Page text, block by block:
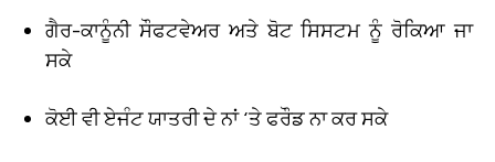
ਗੈਰ-ਕਾਨੂੰਨੀ ਸੌਫਟਵੇਅਰ ਅਤੇ ਬੋਟ ਸਿਸਟਮ ਨੂੰ ਰੋਕਿਆ ਜਾ
ਸਕੇ
ਕੋਈ ਵੀ ਏਜੰਟ ਯਾਤਰੀ ਦੇ ਨਾਂ ‘ਤੇ ਫਰੌਡ ਨਾ ਕਰ ਸਕੇ